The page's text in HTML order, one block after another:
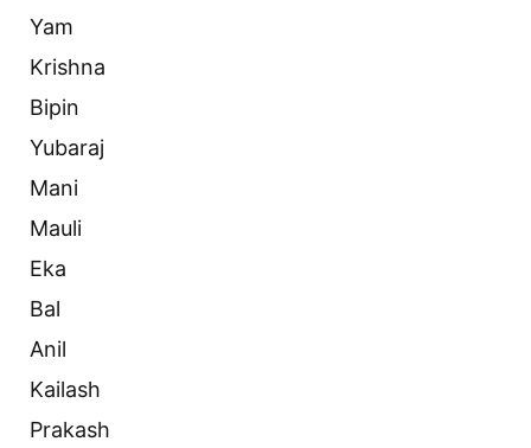
Yam
Krishna
Bipin
Yubaraj
Mani
Mauli
Eka
Bal
Anil
Kailash
Prakash